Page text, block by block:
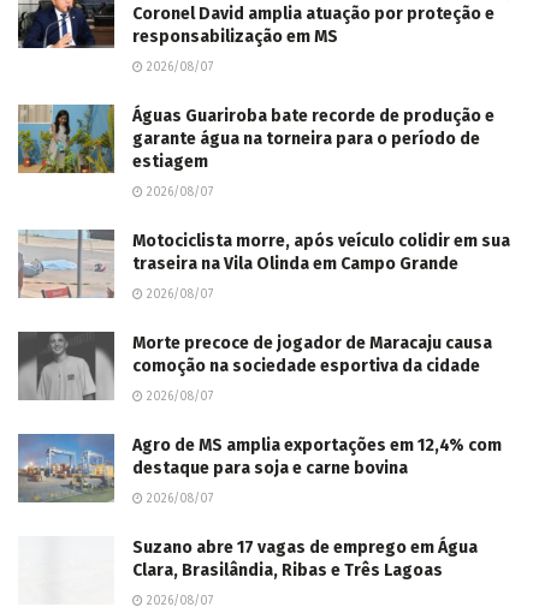
Coronel David amplia atuação por proteção e
responsabilização em MS
2026/08/07
Águas Guariroba bate recorde de produção e
garante água na torneira para o período de
estiagem
2026/08/07
Motociclista morre, após veículo colidir em sua
traseira na Vila Olinda em Campo Grande
2026/08/07
Morte precoce de jogador de Maracaju causa
comoção na sociedade esportiva da cidade
2026/08/07
Agro de MS amplia exportações em 12,4% com
destaque para soja e carne bovina
2026/08/07
Suzano abre 17 vagas de emprego em Água
Clara, Brasilândia, Ribas e Três Lagoas
2026/08/07